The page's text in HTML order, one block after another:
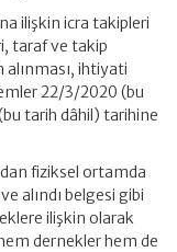
ilişkin icra takipleri
taraf ve takip
ihtiyati
22/3/2020 (bu
tarih dâhil) tarihine
fiziksel ortamda
alındı belgesi gibi
ilişkin olarak
dernekler hem de